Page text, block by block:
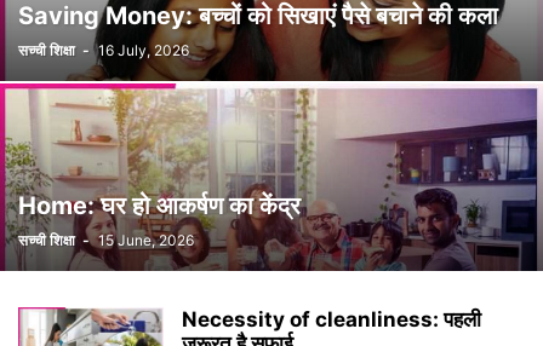
Saving Money: बच्चों को सिखाएं पैसे बचाने की कला
सच्ची शिक्षा - 16 July, 2026
Home: घर हो आकर्षण का केंद्र
सच्ची शिक्षा - 15 June, 2026
Necessity of cleanliness: पहली